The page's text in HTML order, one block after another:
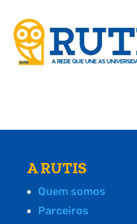
A RUTIS
Quem somos
Parceiros